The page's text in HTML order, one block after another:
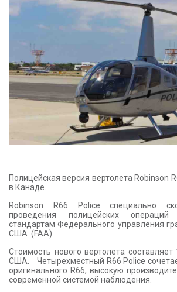
КОНТАКТЫ
Полицейская версия вертолета Robinson
в Канаде.
Robinson R66 Police специально
проведения полицейских операций
стандартам Федерального управления
США (FAA).
Стоимость нового вертолета
США. Четырехместный R66 Police
оригинального R66, высокую
современной системой наблюдения.